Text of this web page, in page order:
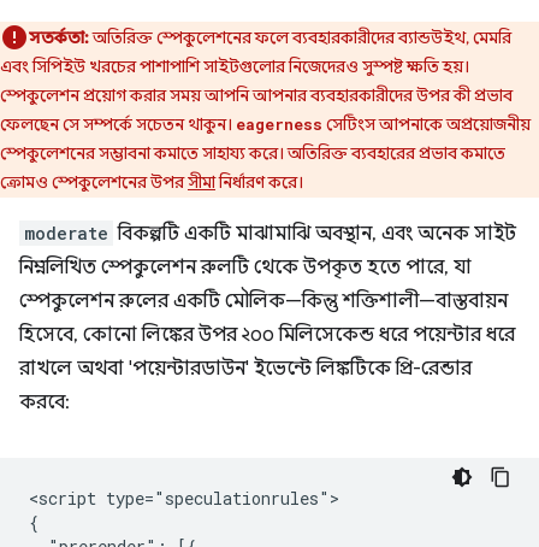
সতর্কতা:অতিরিক্ত স্পেকুলেশনের ফলে ব্যবহারকারীদের ব্যান্ডউইথ, মেমরি
এবং সিপিইউ খরচের পাশাপাশি সাইটগুলোর নিজেদেরও সুস্পষ্ট ক্ষতি হয়।
স্পেকুলেশন প্রয়োগ করার সময় আপনি আপনার ব্যবহারকারীদের উপর কী প্রভাব
ফেলছেন সে সম্পর্কে সচেতন থাকুন। eagerness সেটিংস আপনাকে অপ্রয়োজনীয়
স্পেকুলেশনের সম্ভাবনা কমাতে সাহায্য করে। অতিরিক্ত ব্যবহারের প্রভাব কমাতে
ক্রোমও স্পেকুলেশনের উপরসীমানির্ধারণ করে।
moderate বিকল্পটি একটি মাঝামাঝি অবস্থান, এবং অনেক সাইট
নিম্নলিখিত স্পেকুলেশন রুলটি থেকে উপকৃত হতে পারে, যা
স্পেকুলেশন রুলের একটি মৌলিক—কিন্তু শক্তিশালী—বাস্তবায়ন
হিসেবে, কোনো লিঙ্কের উপর ২০০ মিলিসেকেন্ড ধরে পয়েন্টার ধরে
রাখলে অথবা 'পয়েন্টারডাউন' ইভেন্টে লিঙ্কটিকে প্রি-রেন্ডার
করবে:
<script type="speculationrules">
{